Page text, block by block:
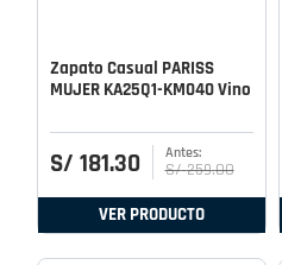
Zapato Casual PARISS
MUJER KA25Q1-KM040 Vino
S/ 181.30 S/ 259.00
VER PRODUCTO